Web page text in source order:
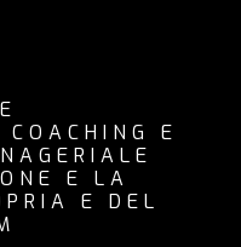
E
E LA
E DEL